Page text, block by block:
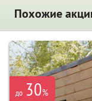
Похожие
до 30%